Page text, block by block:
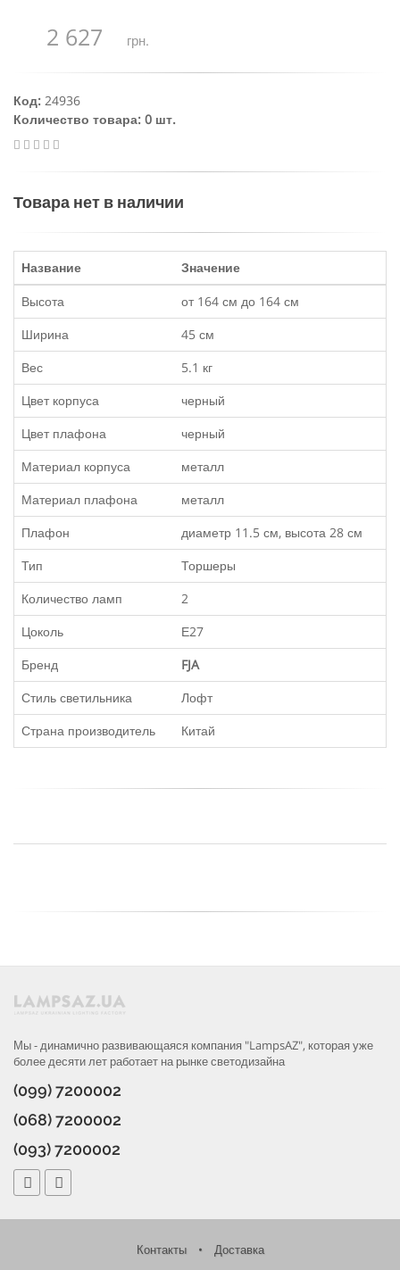
2 627 грн.
Код: 24936
Количество товара: 0 шт.
Товара нет в наличии
Название
Значение
Высота
от 164 см до 164 см
Ширина
45 см
Вес
5.1 кг
Цвет корпуса
черный
Цвет плафона
черный
Материал корпуса
металл
Материал плафона
металл
Плафон
диаметр 11.5 см, высота 28 см
Тип
Торшеры
Количество ламп
2
Цоколь
Е27
Бренд
FJA
Стиль светильника
Лофт
Страна производитель
Китай
Мы - динамично развивающаяся компания "LampsAZ", которая уже
более десяти лет работает на рынке светодизайна
(099) 7200002
(068) 7200002
(093) 7200002
Контакты • Доставка